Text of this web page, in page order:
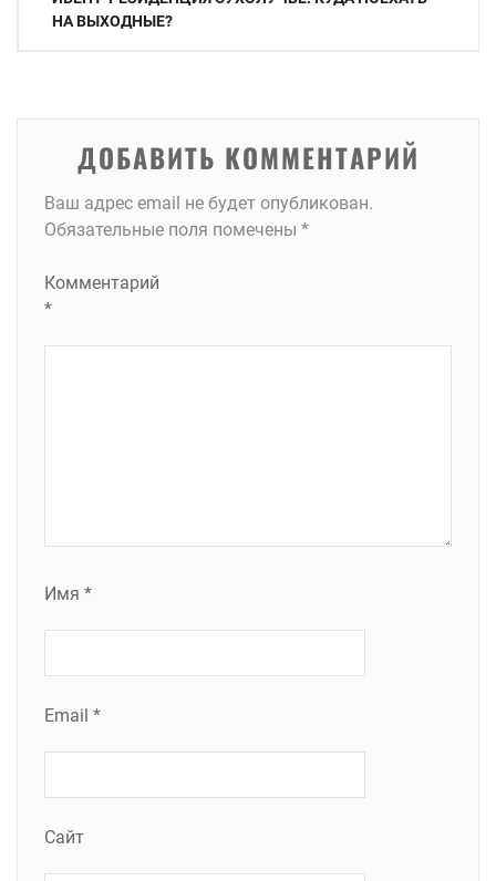
НА ВЫХОДНЫЕ?
ДОБАВИТЬ КОММЕНТАРИЙ
Ваш адрес email не будет опубликован.
Обязательные поля помечены *
Комментарий
*
Имя *
Email *
Сайт